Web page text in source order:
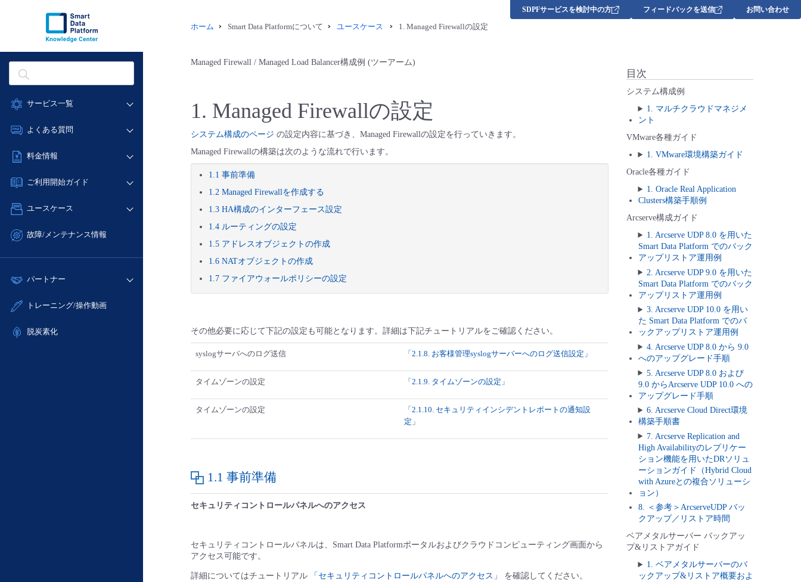
サービス一覧
データ利活用
ネットワーク
IoT
サポート
管理機能
よくある質問
データ利活用
ネットワーク
IoT
サポート
管理機能
すべてのメニューを見る
料金情報
料金シミュレーター
クラウド/サーバー
ネットワーク
サポート
すべてのメニューを見る
ご利用開始ガイド
■ 管理機能
- 初期設定・確認
- ユーザー機能の管理
- APIリファレンス
ユースケース
- バックアップ
- IoT
- ITインフラストラクチャー
故障/メンテナンス情報
サービス稼働状況
故障/メンテナンス履歴
定期メンテナンス
パートナー
販売パートナー向けプログラム
トレーニング/操作動画
脱炭素化
SDPFサービスを検討中の方 フィードバックを送信 お問い合わせ
ホーム Smart Data Platformについて ユースケース 1. Managed Firewallの設定
Managed Firewall / Managed Load Balancer構成例 (ツーアーム)
1. Managed Firewallの設定
システム構成のページ の設定内容に基づき、Managed Firewallの設定を行っていきます。
Managed Firewallの構築は次のような流れで行います。
1.1 事前準備
1.2 Managed Firewallを作成する
1.3 HA構成のインターフェース設定
1.4 ルーティングの設定
1.5 アドレスオブジェクトの作成
1.6 NATオブジェクトの作成
1.7 ファイアウォールポリシーの設定
その他必要に応じて下記の設定も可能となります。詳細は下記チュートリアルをご確認ください。
syslogサーバへのログ送信 「2.1.8. お客様管理syslogサーバーへのログ送信設定」
タイムゾーンの設定 「2.1.9. タイムゾーンの設定」
タイムゾーンの設定
「2.1.10. セキュリティインシデントレポートの通知設
定」
1.1 事前準備
セキュリティコントロールパネルへのアクセス
セキュリティコントロールパネルは、Smart Data Platformポータルおよびクラウドコンピューティング画面から
アクセス可能です。
詳細についてはチュートリアル 「セキュリティコントロールパネルへのアクセス」 を確認してください。
目次
システム構成例
1. マルチクラウドマネジメ
ント
VMware各種ガイド
1. VMware環境構築ガイド
Oracle各種ガイド
1. Oracle Real Application
Clusters構築手順例
Arcserve構成ガイド
1. Arcserve UDP 8.0 を用いた
Smart Data Platform でのバック
アップリストア運用例
2. Arcserve UDP 9.0 を用いた
Smart Data Platform でのバック
アップリストア運用例
3. Arcserve UDP 10.0 を用い
た Smart Data Platform でのバ
ックアップリストア運用例
4. Arcserve UDP 8.0 から 9.0
へのアップグレード手順
5. Arcserve UDP 8.0 および
9.0 からArcserve UDP 10.0 への
アップグレード手順
6. Arcserve Cloud Direct環境
構築手順書
7. Arcserve Replication and
High Availabilityのレプリケー
ション機能を用いたDRソリュ
ーションガイド（Hybrid Cloud
with Azureとの複合ソリューシ
ョン）
8. ＜参考＞ArcserveUDP バッ
クアップ／リストア時間
ベアメタルサーバー バックアッ
プ&リストアガイド
1. ベアメタルサーバーのバ
ックアップ&リストア概要およ